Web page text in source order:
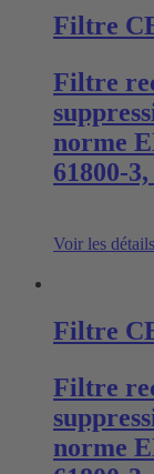
Filtre
Filtre
norme
61800-
Voir les détails
Filtre
Filtre
norme